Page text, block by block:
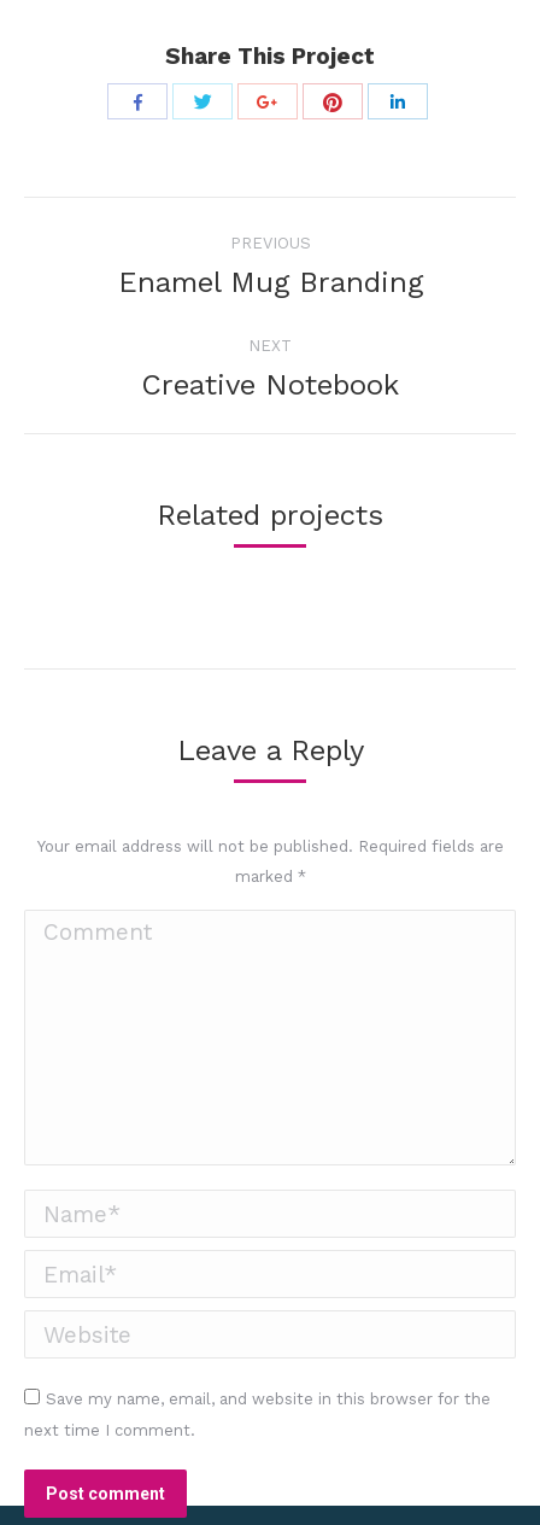
Share This Project
Share
Share
Share
Share
navigation
PREVIOUS
Previous
project:
Enamel Mug Branding
NEXT
Next
Creative Notebook
Related projects
Leave a Reply
Your email address will not be published. Required fields are
marked *
Comment
Name *
Email *
Website
Save my name, email, and website in this browser for the
next time I comment.
Post comment